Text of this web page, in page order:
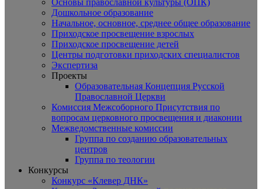
Основы православной культуры (ОПК)
Дошкольное образование
Начальное, основное, среднее общее образование
Приходское просвещение взрослых
Приходское просвещение детей
Центры подготовки приходских специалистов
Экспертиза
Проекты
Образовательная Концепция Русской
Православной Церкви
Комиссия Межсоборного Присутствия по
вопросам церковного просвещения и диаконии
Межведомственные комиссии
Группа по созданию образовательных
центров
Группа по теологии
Конкурсы
Конкурс «Клевер ДНК»